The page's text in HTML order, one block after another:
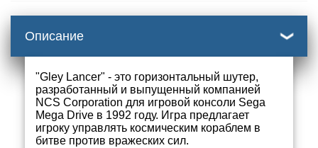
Описание
"Gley Lancer" - это горизонтальный шутер,
разработанный и выпущенный компанией
NCS Corporation для игровой консоли Sega
Mega Drive в 1992 году. Игра предлагает
игроку управлять космическим кораблем в
битве против вражеских сил.